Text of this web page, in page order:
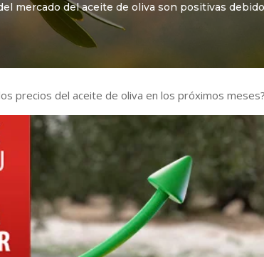
mercado del aceite de oliva son positivas
precios del aceite de oliva en los próximos meses?